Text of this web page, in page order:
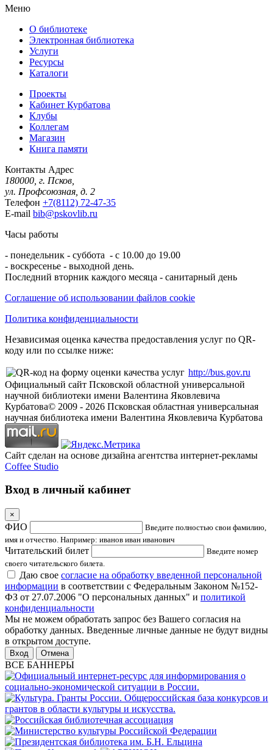
Меню
О библиотеке
Электронная библиотека
Услуги
Ресурсы
Каталоги
Проекты
Кабинет Курбатова
Клубы
Коллегам
Магазин
Книга памяти
Контакты Адрес
180000, г. Псков,
ул. Профсоюзная, д. 2
Телефон +7(8112) 72-47-35
E-mail bib@pskovlib.ru
Часы работы
- понедельник - суббота - с 10.00 до 19.00
- воскресенье - выходной день.
Последний вторник каждого месяца - санитарный день
Соглашение об использовании файлов cookie
Политика конфиденциальности
Независимая оценка качества предоставления услуг по QR-
коду или по ссылке ниже:
http://bus.gov.ru
Официальный сайт Псковской областной универсальной
научной библиотеки имени Валентина Яковлевича
Курбатова© 2009 - 2026 Псковская областная универсальная
научная библиотека имени Валентина Яковлевича Курбатова
Сайт сделан на основе дизайна агентства интернет-рекламы
Coffee Studio
Вход в личный кабинет
×
ФИО
Введите полностью свои фамилию,
имя и отчество. Например: иванов иван иванович
Читательский билет
Введите номер
своего читательского билета.
Даю свое согласие на обработку введенной персональной
информации в соответствии с Федеральным Законом №152-
ФЗ от 27.07.2006 "О персональных данных" и политикой
конфиденциальности
Мы не можем обработать запрос без Вашего согласия на
обработку данных. Введенные личные данные не будут видны
в открытом доступе.
Отмена
ВСЕ БАННЕРЫ